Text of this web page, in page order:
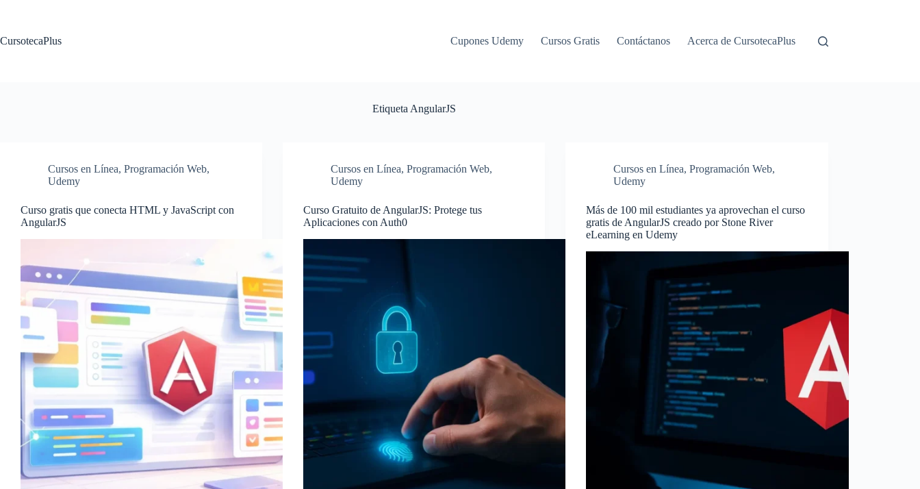
CursotecaPlus
Cupones Udemy Cursos Gratis Contáctanos Acerca de CursotecaPlus
Etiqueta AngularJS
Cursos en Línea, Programación Web,
Udemy
Curso gratis que conecta HTML y JavaScript con
AngularJS
Cursos en Línea,Programación Web,
Udemy
Curso Gratuito de AngularJS: Protege tus
Aplicaciones con Auth0
Cursos en Línea,Programación Web,
Udemy
Más de 100 mil estudiantes ya aprovechan el curso
gratis de AngularJS creado por Stone River
eLearning en Udemy